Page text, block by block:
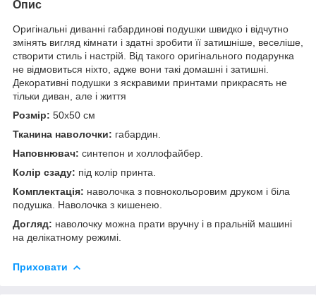
Опис
Оригінальні диванні габардинові подушки швидко і відчутно
змінять вигляд кімнати і здатні зробити її затишніше, веселіше,
створити стиль і настрій. Від такого оригінального подарунка
не відмовиться ніхто, адже вони такі домашні і затишні.
Декоративні подушки з яскравими принтами прикрасять не
тільки диван, але і життя
Розмір: 50x50 см
Тканина наволочки: габардин.
Наповнювач: синтепон и холлофайбер.
Колір сзаду: під колір принта.
Комплектація: наволочка з повнокольоровим друком і біла
подушка. Наволочка з кишенею.
Догляд: наволочку можна прати вручну і в пральній машині
на делікатному режимі.
Приховати